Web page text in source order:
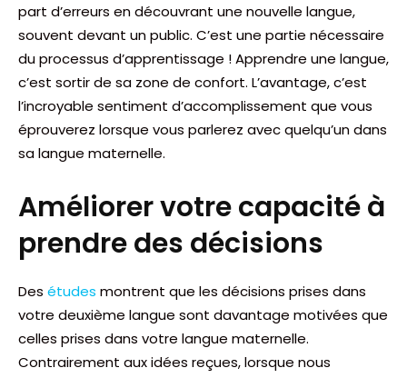
part d’erreurs en découvrant une nouvelle langue,
souvent devant un public. C’est une partie nécessaire
du processus d’apprentissage ! Apprendre une langue,
c’est sortir de sa zone de confort. L’avantage, c’est
l’incroyable sentiment d’accomplissement que vous
éprouverez lorsque vous parlerez avec quelqu’un dans
sa langue maternelle.
Améliorer votre capacité à
prendre des décisions
Des études montrent que les décisions prises dans
votre deuxième langue sont davantage motivées que
celles prises dans votre langue maternelle.
Contrairement aux idées reçues, lorsque nous